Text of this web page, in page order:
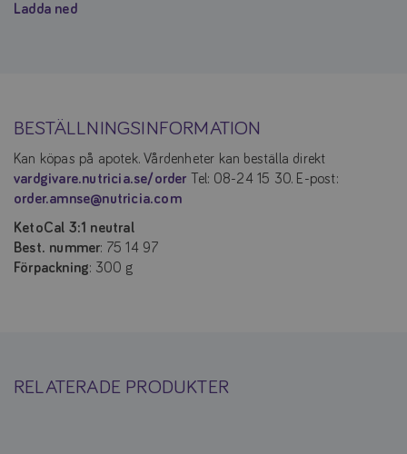
Ladda ned
BESTÄLLNINGSINFORMATION
Kan köpas på apotek. Vårdenheter kan beställa direkt
vardgivare.nutricia.se/order Tel: 08-24 15 30. E-post:
order.amnse@nutricia.com
KetoCal 3:1 neutral
Best. nummer: 75 14 97
Förpackning: 300 g
RELATERADE PRODUKTER